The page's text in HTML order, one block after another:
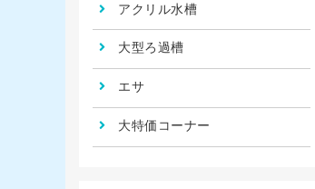
アクリル水槽
大型ろ過槽
エサ
大特価コーナー